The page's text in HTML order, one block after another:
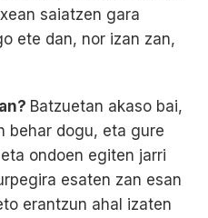
saiatzen gara
ete dan, nor izan zan,
Batzuetan akaso bai,
behar dogu, eta gure
ondoen egiten jarri
esaten zan esan
erantzun ahal izaten